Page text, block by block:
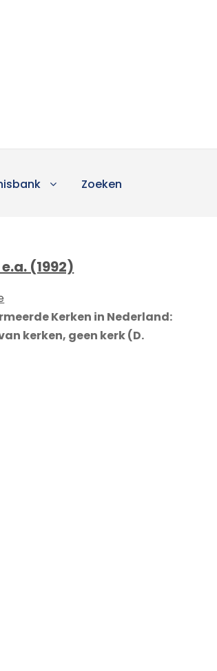
Zoeken
(1992)
Kerken in Nederland:
kerken, geen kerk (D.